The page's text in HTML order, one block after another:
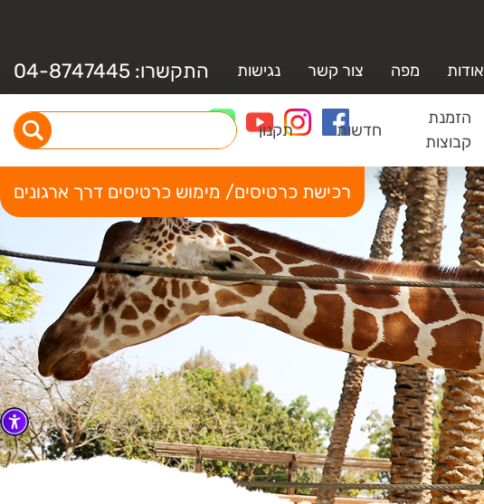
אודות מפה צור קשר נגישות התקשרו: 04-8747445
הזמנת
קבוצות
חדשות תקנון
רכישת כרטיסים/ מימוש כרטיסים דרך ארגונים